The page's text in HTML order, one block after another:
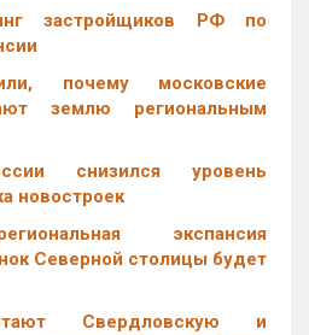
застройщиков РФ по
почему московские
землю региональным
снизился уровень
новостроек
экспансия
Северной столицы будет
Свердловскую и